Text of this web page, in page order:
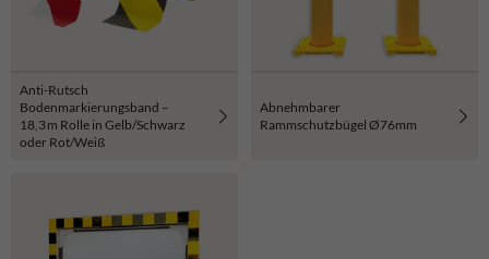
Anti-Rutsch
Bodenmarkierungsband –
18,3 m Rolle in Gelb/Schwarz
oder Rot/Weiß
Abnehmbarer
Rammschutzbügel Ø76mm